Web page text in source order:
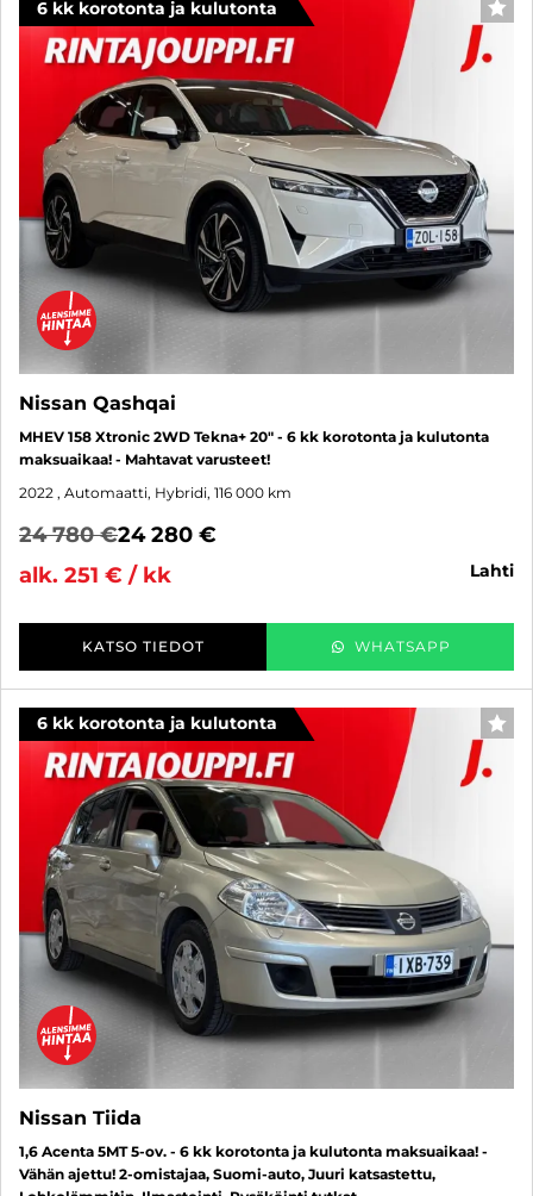
6 kk korotonta ja kulutonta
Nissan Qashqai
MHEV 158 Xtronic 2WD Tekna+ 20" - 6 kk korotonta ja kulutonta
maksuaikaa! - Mahtavat varusteet!
2022 , Automaatti, Hybridi, 116 000 km
24 780 €24 280 €
alk. 251 € / kk
lahti
KATSO TIEDOT WHATSAPP
6 kk korotonta ja kulutonta
Nissan Tiida
1,6 Acenta 5MT 5-ov. - 6 kk korotonta ja kulutonta maksuaikaa! -
Vähän ajettu! 2-omistajaa, Suomi-auto, Juuri katsastettu,